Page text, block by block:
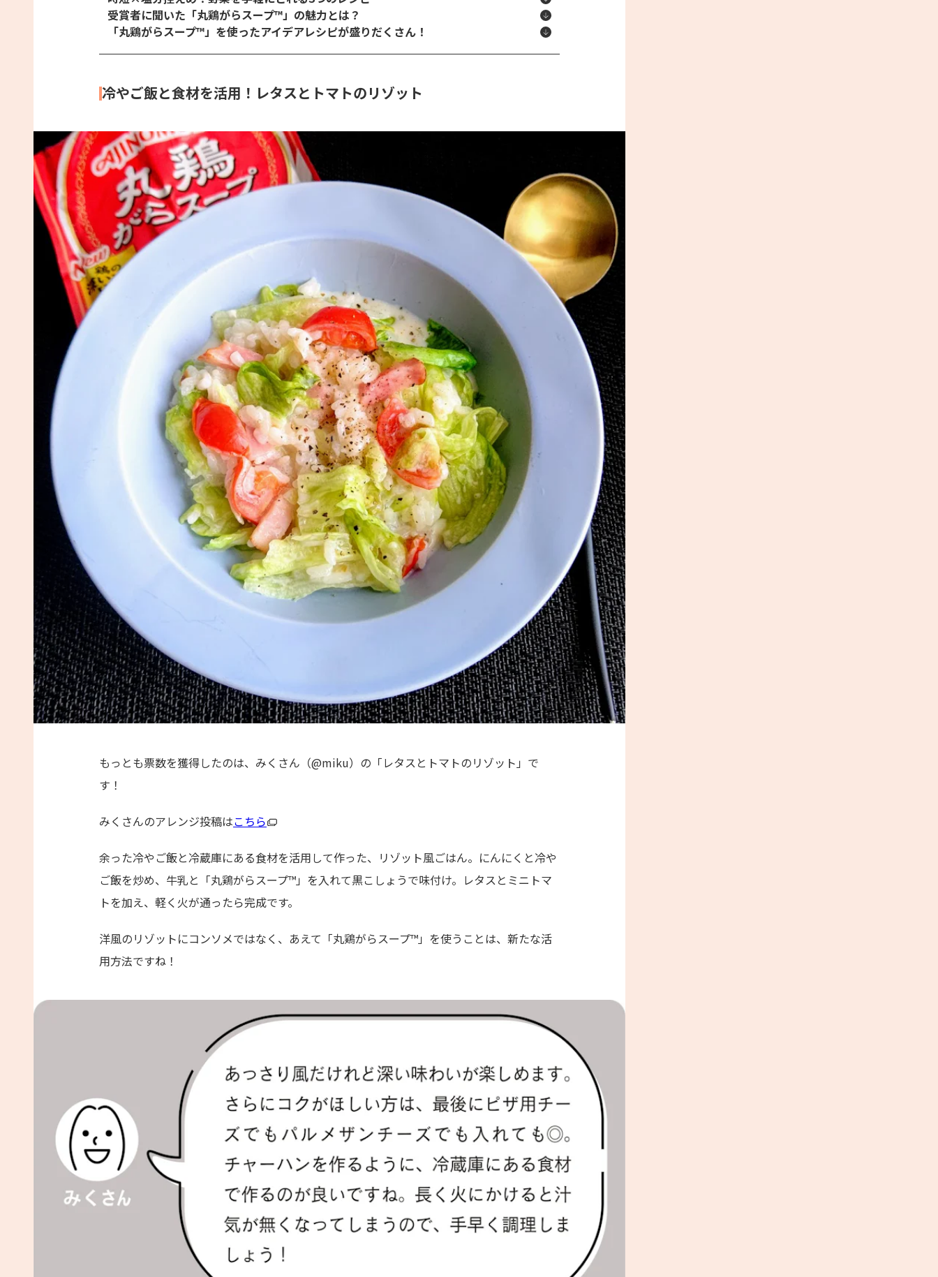
受賞者に聞いた「丸鶏がらスープ™」の魅力とは？
「丸鶏がらスープ™️」を使ったアイデアレシピが盛りだくさん！
冷やご飯と食材を活用！レタスとトマトのリゾット
もっとも票数を獲得したのは、みくさん（@miku）の「レタスとトマトのリゾット」で
す！
みくさんのアレンジ投稿はこちら
余った冷やご飯と冷蔵庫にある食材を活用して作った、リゾット風ごはん。にんにくと冷や
ご飯を炒め、牛乳と「丸鶏がらスープ™」を入れて黒こしょうで味付け。レタスとミニトマ
トを加え、軽く火が通ったら完成です。
洋風のリゾットにコンソメではなく、あえて「丸鶏がらスープ™」を使うことは、新たな活
用方法ですね！